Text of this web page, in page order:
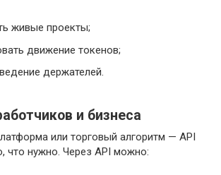
живые проекты;
движение токенов;
держателей.
и бизнеса
или торговый алгоритм — API
что нужно. Через API можно: